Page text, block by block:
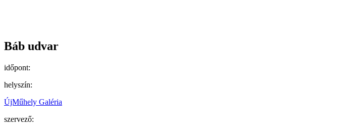
Báb udvar
időpont:
helyszín:
ÚjMűhely Galéria
szervező: